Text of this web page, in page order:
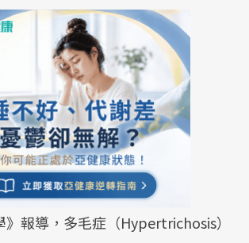
報導，多毛症（Hypertrichosis）